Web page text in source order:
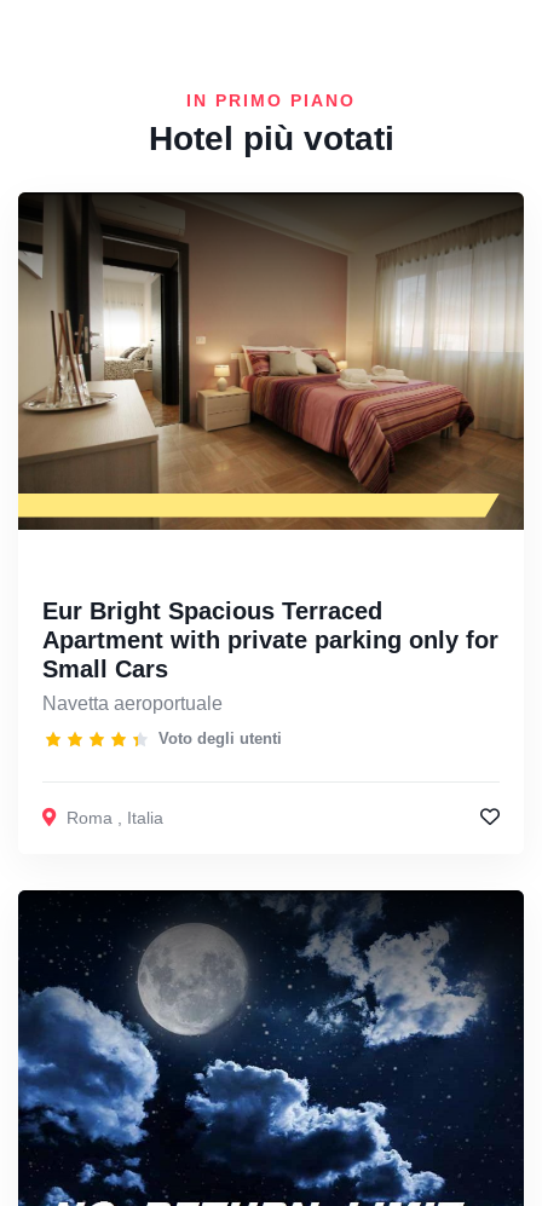
IN PRIMO PIANO
Hotel più votati
Eur Bright Spacious Terraced
Apartment with private parking only for
Small Cars
Navetta aeroportuale
Voto degli utenti
Roma Italia